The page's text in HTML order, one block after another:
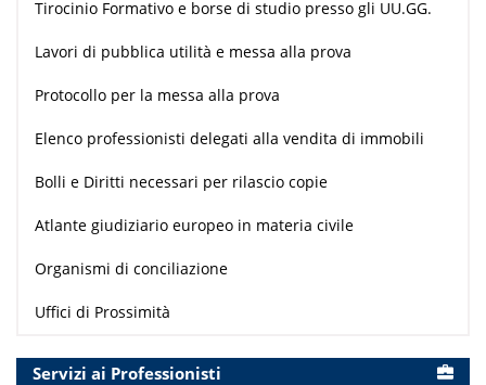
Tirocinio Formativo e borse di studio presso gli UU.GG.
Lavori di pubblica utilità e messa alla prova
Protocollo per la messa alla prova
Elenco professionisti delegati alla vendita di immobili
Bolli e Diritti necessari per rilascio copie
Atlante giudiziario europeo in materia civile
Organismi di conciliazione
Uffici di Prossimità
Servizi ai Professionisti